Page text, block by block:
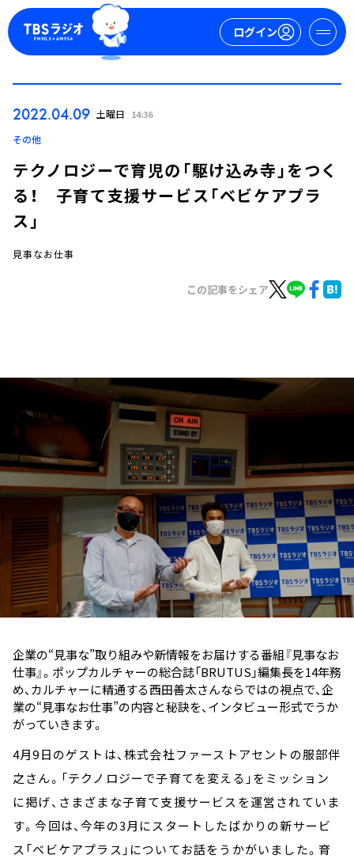
ログイン
イベント・グッズ
YouTube
会社情報
2022.04.09 土曜日 14:36
その他
テクノロジーで育児の「駆け込み寺」をつく
る！ 子育て支援サービス「ベビケアプラ
ス」
見事なお仕事
この記事をシェア
企業の“見事な”取り組みや新情報をお届けする番組『見事なお
仕事』。ポップカルチャーの総合誌「BRUTUS」編集長を14年務
め、カルチャーに精通する西田善太さんならではの視点で、企
業の“見事なお仕事”の内容と秘訣を、インタビュー形式でうか
がっていきます。
4月9日のゲストは、株式会社ファーストアセントの服部伴
之さん。「テクノロジーで子育てを変える」をミッション
に掲げ、さまざまな子育て支援サービスを運営されていま
す。今回は、今年の3月にスタートしたばかりの新サービ
ス「ベビケアプラス」についてお話をうかがいました。育